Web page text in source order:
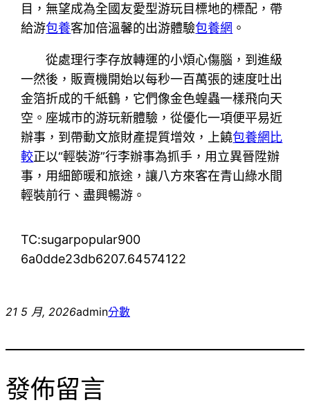
目，無望成為全國友愛型游玩目標地的標配，帶
給游包養客加倍溫馨的出游體驗包養網 。
從處理行李存放轉運的小煩心傷腦，到進級
一然後，販賣機開始以每秒一百萬張的速度吐出
金箔折成的千紙鶴，它們像金色蝗蟲一樣飛向天
空。座城市的游玩新體驗，從優化一項便平易近
辦事，到帶動文旅財產提質增效，上饒包養網比
較正以“輕裝游”行李辦事為抓手，用立異晉陞辦
事，用細節暖和旅途，讓八方來客在青山綠水間
輕裝前行、盡興暢游。
TC:sugarpopular900
6a0dde23db6207.64574122
21 5 月, 2026admin分數
發佈留言